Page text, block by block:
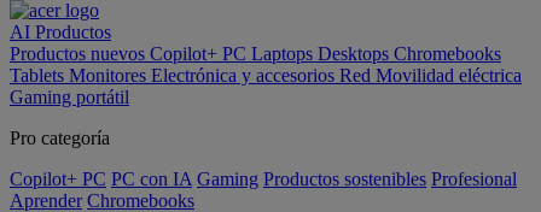
AI Productos
Productos nuevos Copilot+ PC Laptops Desktops Chromebooks
Tablets Monitores Electrónica y accesorios Red Movilidad eléctrica
Gaming portátil
Pro categoría
Copilot+ PC PC con IA Gaming Productos sostenibles Profesional
Aprender Chromebooks